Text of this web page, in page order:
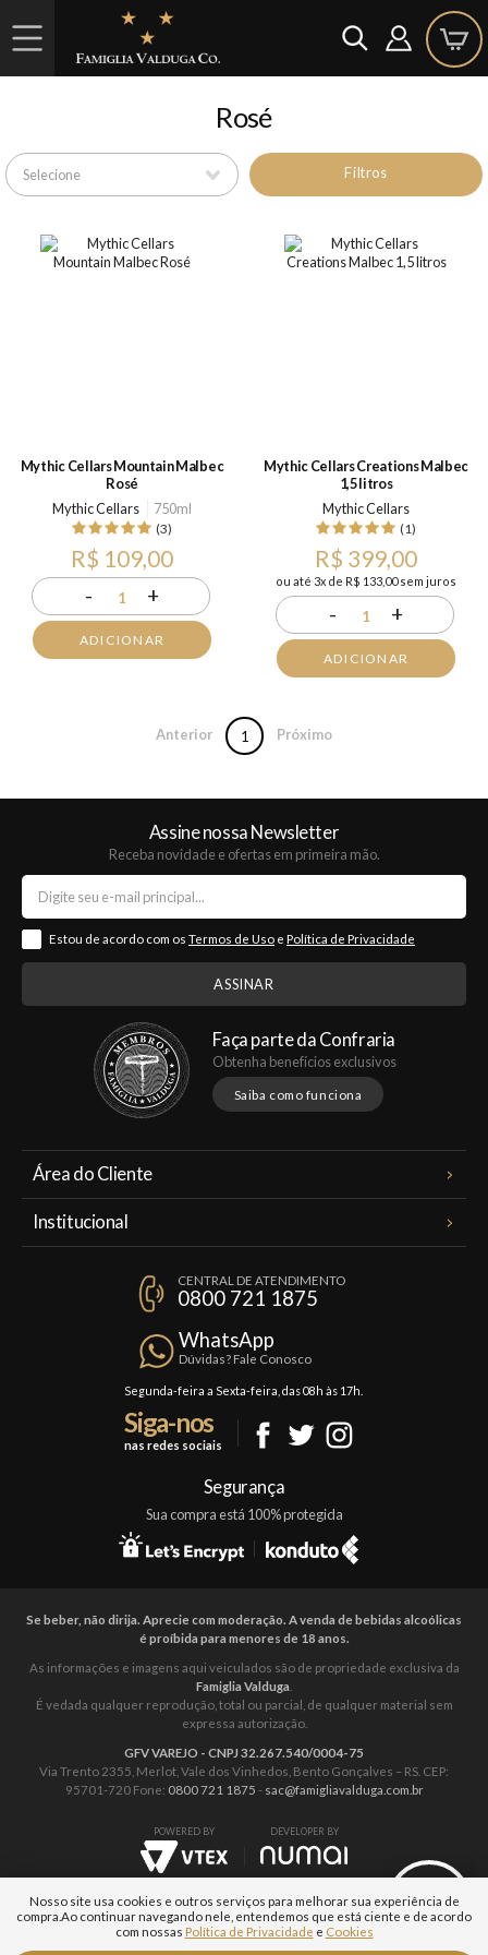
Rosé
Filtros
Mythic Cellars Mountain Malbec
Rosé
Mythic Cellars
750ml
(3)
R$ 109,00
- 1 +
ADICIONAR
Mythic Cellars Creations Malbec
1,5 litros
Mythic Cellars
(1)
R$ 399,00
ou até 3x de R$ 133,00 sem juros
- 1 +
ADICIONAR
Anterior 1 Próximo
Assine nossa Newsletter
Receba novidade e ofertas em primeira mão.
Estou de acordo com os Termos de Uso e Política de Privacidade
Faça parte da Confraria
Obtenha benefícios exclusivos
Saiba como funciona
Área do Cliente
Institucional
Política de Privacidade
Trocas e Devoluções
Formas de Pagamento
CENTRAL DE ATENDIMENTO
0800 721 1875
WhatsApp
Dúvidas? Fale Conosco
Segunda-feira a Sexta-feira, das 08h às 17h.
Siga-nos
nas redes sociais
Segurança
Sua compra está 100% protegida
Se beber, não dirija. Aprecie com moderação. A venda de bebidas alcoólicas
é proíbida para menores de 18 anos.
As informações e imagens aqui veiculados são de propriedade exclusiva da
Famiglia Valduga
É vedada qualquer reprodução, total ou parcial, de qualquer material sem
expressa autorização.
GFV VAREJO - CNPJ 32.267.540/0004-75
Via Trento 2355, Merlot, Vale dos Vinhedos, Bento Gonçalves – RS. CEP:
95701-720 Fone: 0800 721 1875 - sac@famigliavalduga.com.br
POWERED BY DEVELOPER BY
Nosso site usa cookies e outros serviços para melhorar sua experiência de
compra. Ao continuar navegando nele, entendemos que está ciente e de acordo
com nossas Política de Privacidade e Cookies